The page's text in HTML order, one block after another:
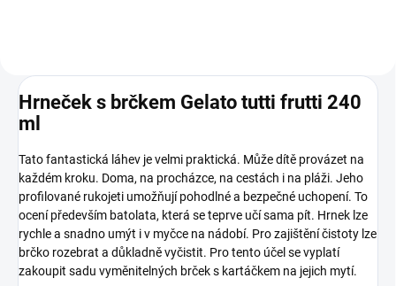
Hrneček s brčkem Gelato tutti frutti 240
ml
Tato fantastická láhev je velmi praktická. Může dítě provázet na
každém kroku. Doma, na procházce, na cestách i na pláži. Jeho
profilované rukojeti umožňují pohodlné a bezpečné uchopení. To
ocení především batolata, která se teprve učí sama pít. Hrnek lze
rychle a snadno umýt i v myčce na nádobí. Pro zajištění čistoty lze
brčko rozebrat a důkladně vyčistit. Pro tento účel se vyplatí
zakoupit sadu vyměnitelných brček s kartáčkem na jejich mytí.